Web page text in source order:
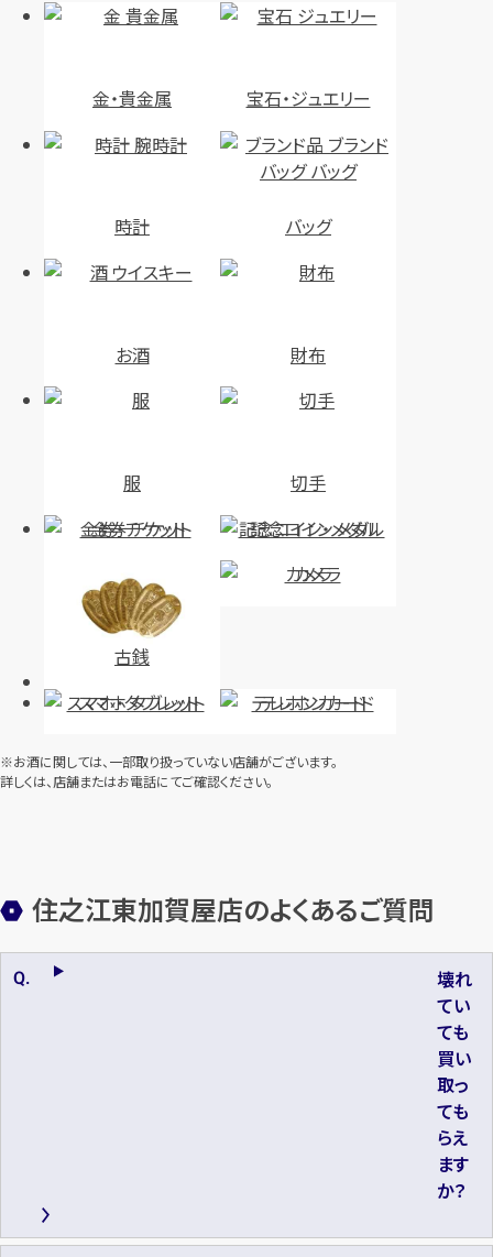
金・貴金属 宝石・ジュエリー
時計 バッグ
お酒 財布
服
切手
金券・チケット
記念コイン・メダル
古銭
カメラ
スマホ・タブレット テレホンカード
※お酒に関しては、一部取り扱っていない店舗がございます。
詳しくは、店舗またはお電話にてご確認ください。
住之江東加賀屋店のよくあるご質問
壊れ
てい
ても
買い
取っ
ても
らえ
ます
か？